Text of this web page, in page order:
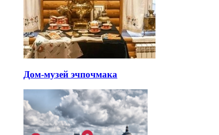
Дом-музей эчпочмака